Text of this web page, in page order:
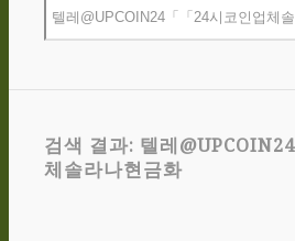
검색 결과: 텔레
체솔라나현금화